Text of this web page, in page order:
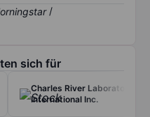
/
sich für
Charles River Laboratories
International Inc.